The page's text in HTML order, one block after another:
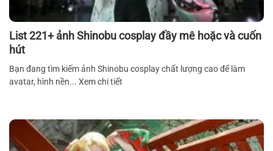
List 221+ ảnh Shinobu cosplay đầy mê hoặc và cuốn
hút
Bạn đang tìm kiếm ảnh Shinobu cosplay chất lượng cao để làm
avatar, hình nền... Xem chi tiết